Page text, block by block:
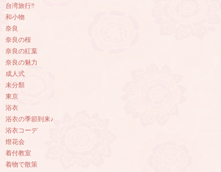
台湾旅行‼︎
和小物
奈良
奈良の桜
奈良の紅葉
奈良の魅力
成人式
未分類
東京
浴衣
浴衣の季節到来♪
浴衣コーデ
燈花会
着付教室
着物で散策